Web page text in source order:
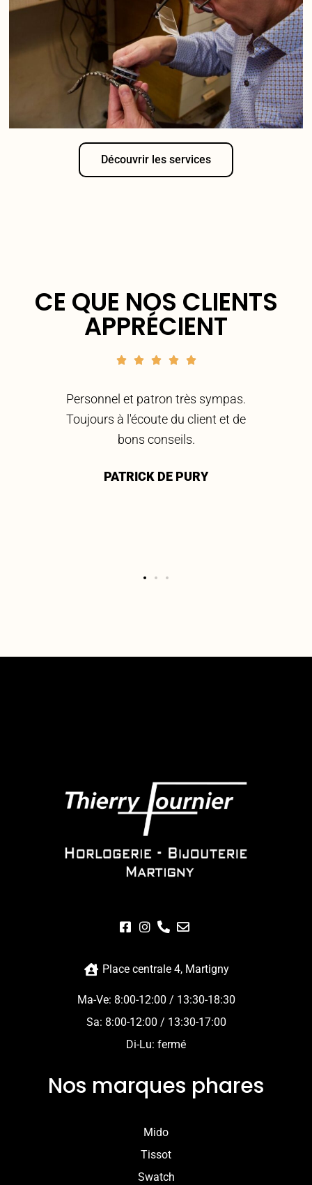
Découvrir les services
CE QUE NOS CLIENTS
APPRÉCIENT
    
Personnel et patron très sympas.
Toujours à l'écoute du client et de
bons conseils.
PATRICK DE PURY
Place centrale 4, Martigny
Ma-Ve: 8:00-12:00 / 13:30-18:30
Sa: 8:00-12:00 / 13:30-17:00
Di-Lu: fermé
Nos marques phares
Mido
Tissot
Swatch